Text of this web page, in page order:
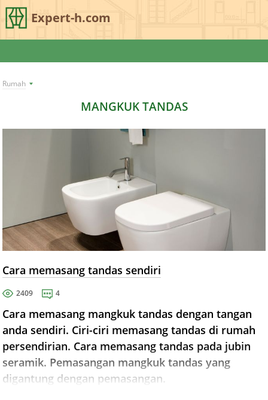
Expert-h.com
Rumah
MANGKUK TANDAS
Cara memasang tandas sendiri
2409 4
Cara memasang mangkuk tandas dengan tangan
anda sendiri. Ciri-ciri memasang tandas di rumah
persendirian. Cara memasang tandas pada jubin
seramik. Pemasangan mangkuk tandas yang
digantung dengan pemasangan.